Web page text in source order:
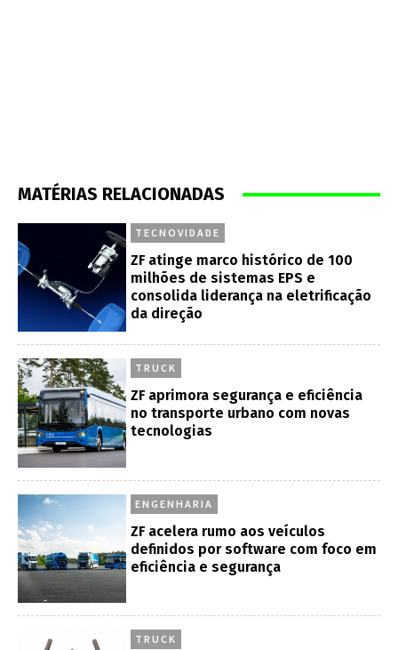
MATÉRIAS RELACIONADAS
TECNOVIDADE
ZF atinge marco histórico de 100
milhões de sistemas EPS e
consolida liderança na eletrificação
da direção
TRUCK
ZF aprimora segurança e eficiência
no transporte urbano com novas
tecnologias
ENGENHARIA
ZF acelera rumo aos veículos
definidos por software com foco em
eficiência e segurança
TRUCK